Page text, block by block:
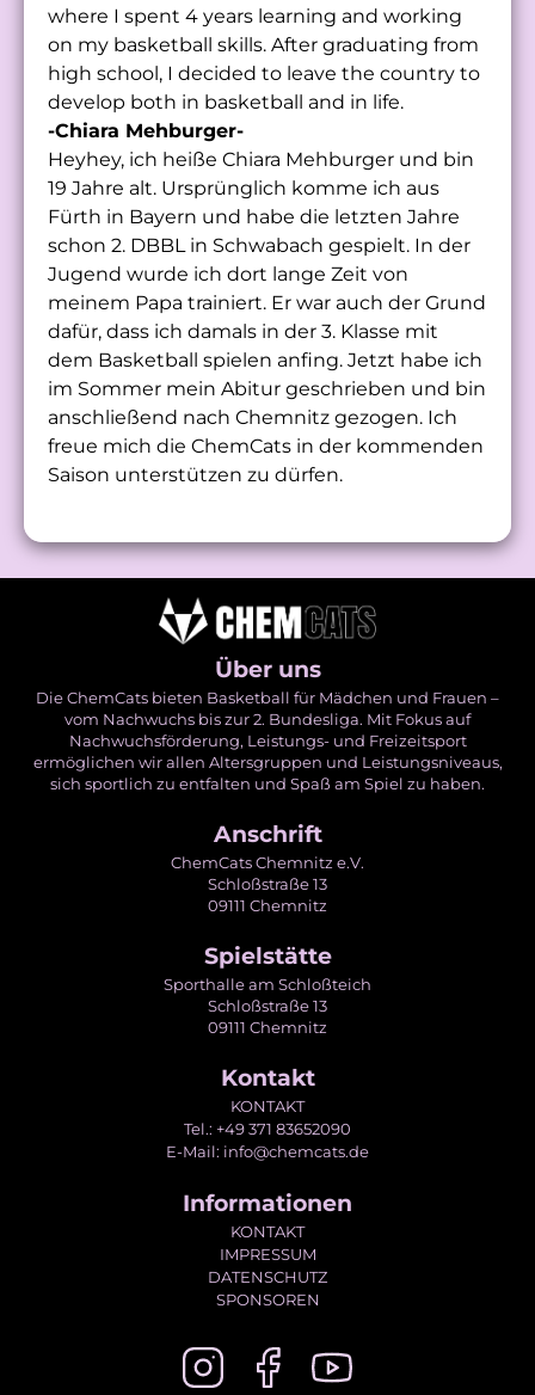
where I spent 4 years learning and working
on my basketball skills. After graduating from
high school, I decided to leave the country to
develop both in basketball and in life.
-Chiara Mehburger-
Heyhey, ich heiße Chiara Mehburger und bin
19 Jahre alt. Ursprünglich komme ich aus
Fürth in Bayern und habe die letzten Jahre
schon 2. DBBL in Schwabach gespielt. In der
Jugend wurde ich dort lange Zeit von
meinem Papa trainiert. Er war auch der Grund
dafür, dass ich damals in der 3. Klasse mit
dem Basketball spielen anfing. Jetzt habe ich
im Sommer mein Abitur geschrieben und bin
anschließend nach Chemnitz gezogen. Ich
freue mich die ChemCats in der kommenden
Saison unterstützen zu dürfen.
Über uns
Die ChemCats bieten Basketball für Mädchen und Frauen –
vom Nachwuchs bis zur 2. Bundesliga. Mit Fokus auf
Nachwuchsförderung, Leistungs- und Freizeitsport
ermöglichen wir allen Altersgruppen und Leistungsniveaus,
sich sportlich zu entfalten und Spaß am Spiel zu haben.
Anschrift
ChemCats Chemnitz e.V.
Schloßstraße 13
09111 Chemnitz
Spielstätte
Sporthalle am Schloßteich
Schloßstraße 13
09111 Chemnitz
Kontakt
KONTAKT
Tel.: +49 371 83652090
E-Mail: info@chemcats.de
Informationen
KONTAKT
IMPRESSUM
DATENSCHUTZ
SPONSOREN